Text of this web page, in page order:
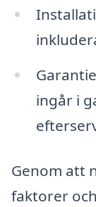
ingår i
Genom att
faktorer